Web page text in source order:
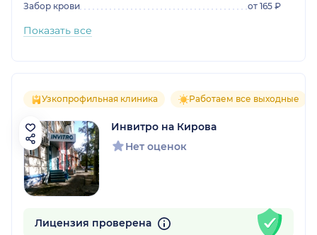
Забор крови
от 165 ₽
Показать все
Узкопрофильная клиника Работаем все выходные
Инвитро на Кирова
Нет оценок
Лицензия проверена